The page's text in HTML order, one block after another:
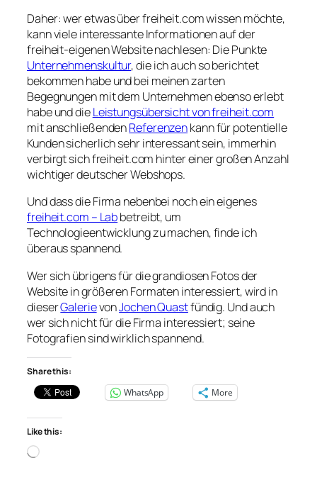
Daher: wer etwas über freiheit.com wissen möchte,
kann viele interessante Informationen auf der
freiheit-eigenen Website nachlesen: Die Punkte
Unternehmenskultur, die ich auch so berichtet
bekommen habe und bei meinen zarten
Begegnungen mit dem Unternehmen ebenso erlebt
habe und dieLeistungsübersicht von freiheit.com
mit anschließendenReferenzenkann für potentielle
Kunden sicherlich sehr interessant sein, immerhin
verbirgt sich freiheit.com hinter einer großen Anzahl
wichtiger deutscher Webshops.
Und dass die Firma nebenbei noch ein eigenes
freiheit.com – Labbetreibt, um
Technologieentwicklung zu machen, finde ich
überaus spannend.
Wer sich übrigens für die grandiosen Fotos der
Website in größeren Formaten interessiert, wird in
dieserGalerievonJochen Quastfündig. Und auch
wer sich nicht für die Firma interessiert; seine
Fotografien sind wirklich spannend.
Share this:
WhatsApp
More
Like this:
Loading…